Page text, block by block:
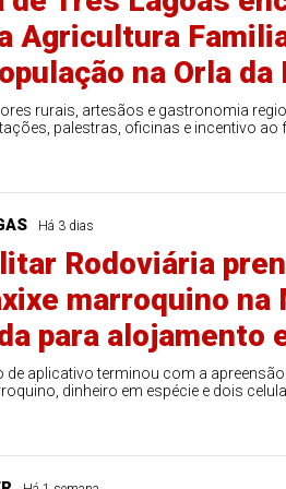
Agricultura
na Orla da
rurais, artesãos e gastronomia
palestras, oficinas e incentivo ao
Há 3 dias
Rodoviária
marroquino na
para alojamento
de aplicativo terminou com a
dinheiro em espécie e dois
26)
50